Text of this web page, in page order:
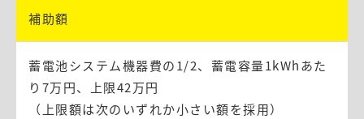
補助額
蓄電池システム機器費の1/2、蓄電容量1kWhあた
り7万円、上限42万円
（上限額は次のいずれか小さい額を採用）